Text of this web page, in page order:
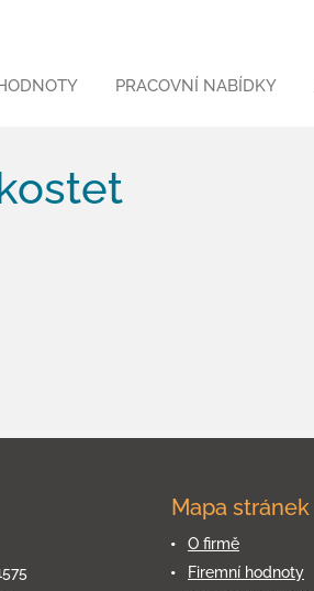
PRACOVNÍ NABÍDKY
Mapa stránek
O firmě
Firemní hodnoty